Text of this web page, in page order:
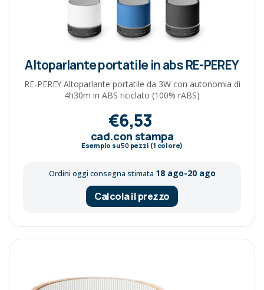
Altoparlante portatile in abs RE-PEREY
RE-PEREY Altoparlante portatile da 3W con autonomia di
4h30m in ABS riciclato (100% rABS)
€6,53
cad.con stampa
Esempio su50pezzi (1 colore)
Ordini oggi consegna stimata 18 ago-20 ago
Calcola il prezzo